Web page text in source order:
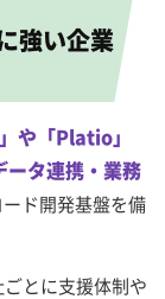
強い企業
や「Platio」
ータ連携・業務
ド開発基盤を備
とに支援体制や